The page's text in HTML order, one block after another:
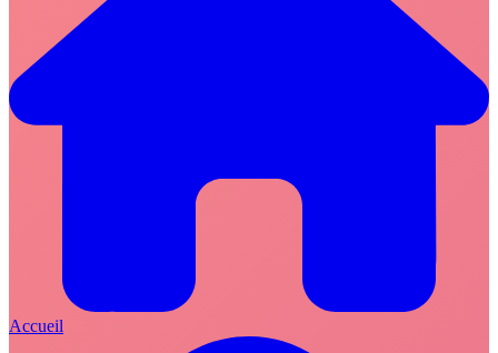
Accueil